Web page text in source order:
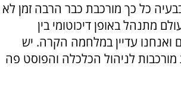
כל כך מורכבת כבר הרבה זמן לא
מתנהל באופן דיכוטומי בין
ואנחנו עדיין במלחמה הקרה. יש
מורכבות לניהול הכלכלה והפוסט פה